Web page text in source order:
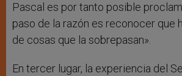
Pascal es por tanto posible
paso de la razón es reconocer que
de cosas que la sobrepasan».
En tercer lugar, la experiencia del